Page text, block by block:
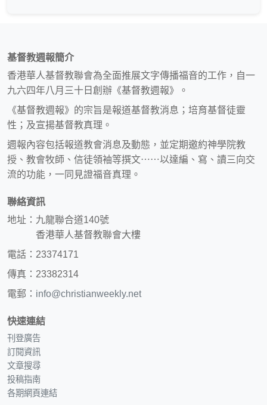
基督教週報簡介
香港華人基督教聯會為全面推展文字傳播福音的工作，自一
九六四年八月三十日創辦《基督教週報》。
《基督教週報》的宗旨是報道基督教消息；培育基督徒靈
性；及宣揚基督教真理。
週報內容包括報道教會消息及動態，並定期邀約神學院教
授、教會牧師、信徒領袖等撰文⋯⋯以達編、寫、讀三向交
流的功能，一同見證福音真理。
聯絡資訊
地址：九龍聯合道140號
香港華人基督教聯會大樓
電話：23374171
傳真：23382314
電郵： info@christianweekly.net
快速連結
刊登廣告
訂閱資訊
文章搜尋
投稿指南
各期網頁連結